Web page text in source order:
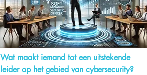
Wat maakt iemand tot een uitstekende
leider op het gebied van cybersecurity?